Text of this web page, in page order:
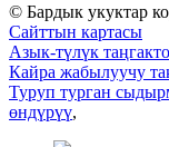
© Бардык укуктар
Сайттын картасы
Азык-түлүк
Кайра жабылуучу
Туруп турган
өндүрүү,